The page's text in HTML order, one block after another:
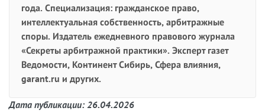
года. Специализация: гражданское право,
интеллектуальная собственность, арбитражные
споры. Издатель ежедневного правового журнала
«Секреты арбитражной практики». Эксперт газет
Ведомости, Континент Сибирь, Сфера влияния,
garant.ru и других.
Дата публикации: 26.04.2026